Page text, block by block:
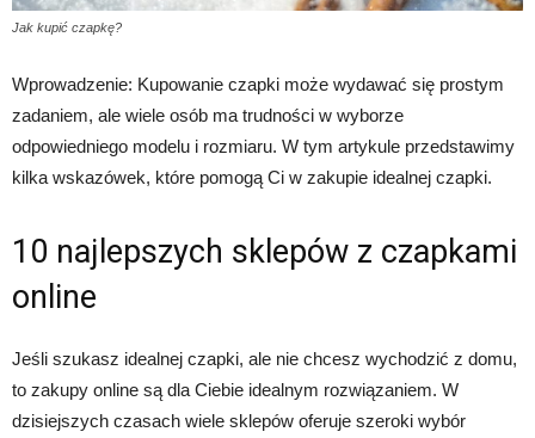
Jak kupić czapkę?
Wprowadzenie: Kupowanie czapki może wydawać się prostym
zadaniem, ale wiele osób ma trudności w wyborze
odpowiedniego modelu i rozmiaru. W tym artykule przedstawimy
kilka wskazówek, które pomogą Ci w zakupie idealnej czapki.
10 najlepszych sklepów z czapkami
online
Jeśli szukasz idealnej czapki, ale nie chcesz wychodzić z domu,
to zakupy online są dla Ciebie idealnym rozwiązaniem. W
dzisiejszych czasach wiele sklepów oferuje szeroki wybór